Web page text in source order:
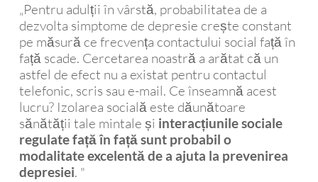
„Pentru adulții în vârstă, probabilitatea de a
dezvolta simptome de depresie crește constant
pe măsură ce frecvența contactului social față în
față scade. Cercetarea noastră a arătat că un
astfel de efect nu a existat pentru contactul
telefonic, scris sau e-mail. Ce înseamnă acest
lucru? Izolarea socială este dăunătoare
sănătății tale mintale și interacțiunile sociale
regulate față în față sunt probabil o
modalitate excelentă de a ajuta la prevenirea
depresiei. "